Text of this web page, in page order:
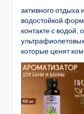
активного отдыха
водостойкой
контакте с водой,
которые ценят